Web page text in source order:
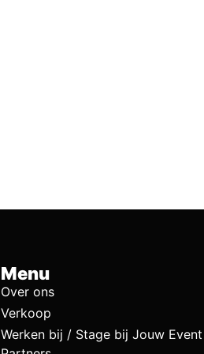
Menu
Over ons
Verkoop
Werken bij / Stage bij Jouw Event